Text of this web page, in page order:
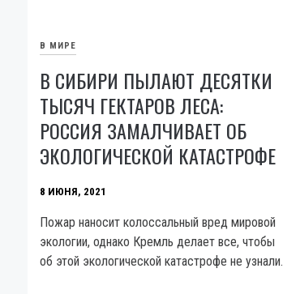
В МИРЕ
В СИБИРИ ПЫЛАЮТ ДЕСЯТКИ
ТЫСЯЧ ГЕКТАРОВ ЛЕСА:
РОССИЯ ЗАМАЛЧИВАЕТ ОБ
ЭКОЛОГИЧЕСКОЙ КАТАСТРОФЕ
8 ИЮНЯ, 2021
Пожар наносит колоссальный вред мировой
экологии, однако Кремль делает все, чтобы
об этой экологической катастрофе не узнали.